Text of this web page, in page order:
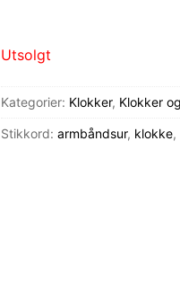
Utsolgt
Kategorier: Klokker, Klokker
Stikkord: armbåndsur, klokke,